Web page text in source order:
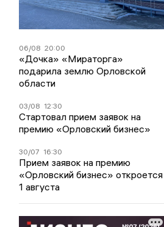
06/08 20:00
«Дочка» «Мираторга»
подарила землю Орловской
области
03/08 12:30
Стартовал прием заявок на
премию «Орловский бизнес»
30/07 16:30
Прием заявок на премию
«Орловский бизнес» откроется
1 августа